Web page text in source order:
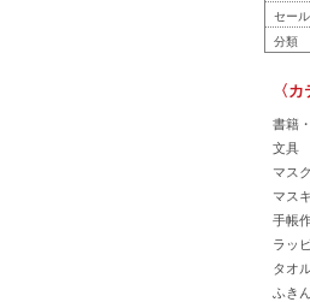
セール
分類
〈
書籍
文具
マスク
マス
手帳
ラッ
タオ
ふき